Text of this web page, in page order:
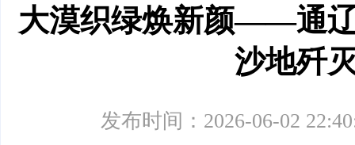
大漠织绿焕新颜——通
沙地歼
发布时间：2026-06-02